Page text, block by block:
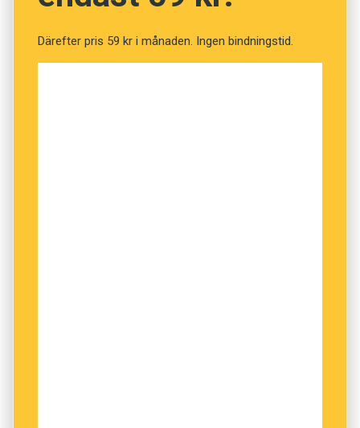
Därefter pris 59 kr i månaden. Ingen bindningstid.